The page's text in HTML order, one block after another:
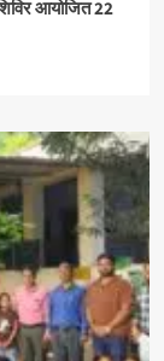
आयोजित 22